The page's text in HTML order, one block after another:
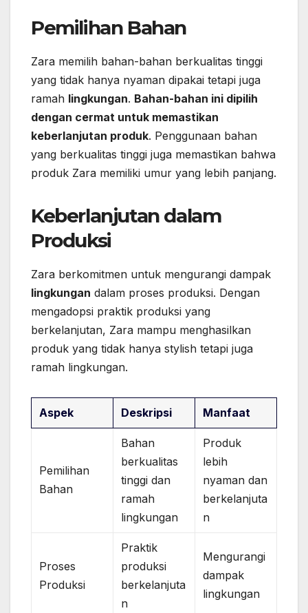
Pemilihan Bahan
Zara memilih bahan-bahan berkualitas tinggi
yang tidak hanya nyaman dipakai tetapi juga
ramah lingkungan. Bahan-bahan ini dipilih
dengan cermat untuk memastikan
keberlanjutan produk. Penggunaan bahan
yang berkualitas tinggi juga memastikan bahwa
produk Zara memiliki umur yang lebih panjang.
Keberlanjutan dalam
Produksi
Zara berkomitmen untuk mengurangi dampak
lingkungan dalam proses produksi. Dengan
mengadopsi praktik produksi yang
berkelanjutan, Zara mampu menghasilkan
produk yang tidak hanya stylish tetapi juga
ramah lingkungan.
Aspek Deskripsi Manfaat
Pemilihan
Bahan
Bahan
berkualitas
tinggi dan
ramah
lingkungan
Produk
lebih
nyaman dan
berkelanjuta
n
Proses
Produksi
Praktik
produksi
berkelanjuta
n
Mengurangi
dampak
lingkungan